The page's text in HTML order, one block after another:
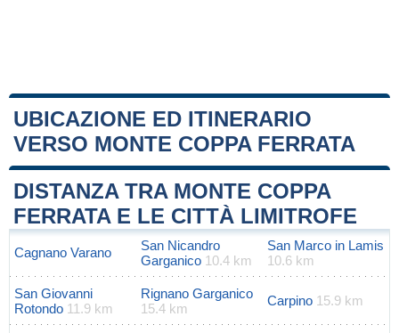
UBICAZIONE ED ITINERARIO
VERSO MONTE COPPA FERRATA
+
−
Leaflet|Map data ©OpenStreetMapcontributors
DISTANZA TRA MONTE COPPA
FERRATA E LE CITTÀ LIMITROFE
Cagnano Varano
San Nicandro
Garganico 10.4 km
San Marco in Lamis
10.6 km
San Giovanni
Rotondo 11.9 km
Rignano Garganico
15.4 km
Carpino 15.9 km